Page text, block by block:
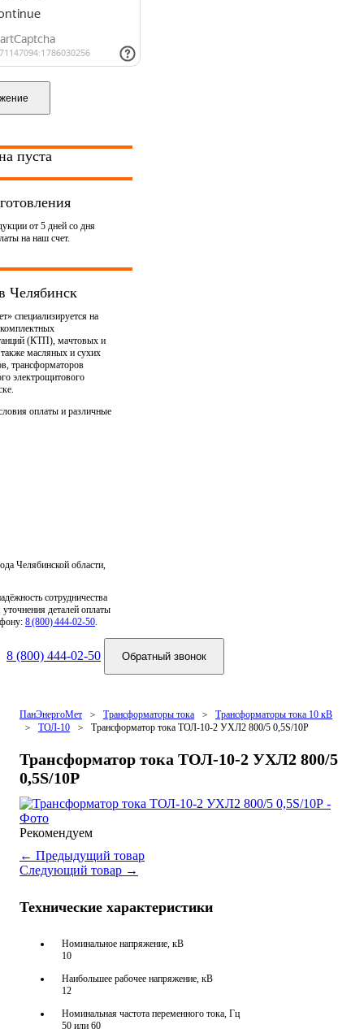
пуста
от 5 дней со дня
на наш счет.
Челябинск
специализируется на
(КТП), мачтовых и
масляных и сухих
трансформаторов
электрощитового
оплаты и различные
Челябинской области,
сотрудничества
деталей оплаты
8 (800) 444‑02‑50.
8 (800) 444-02-50
ПанЭнергоМет Трансформаторы тока
Трансформаторы тока 10 кВ
ТОЛ-10
Трансформатор тока ТОЛ-10-2 УХЛ2 800/5 0,5S/10Р
Трансформатор тока ТОЛ-10-2 УХЛ2 800/5
0,5S/10Р
Рекомендуем
← Предыдущий товар
Следующий товар →
Технические характеристики
Номинальное напряжение, кВ
10
Наибольшее рабочее напряжение, кВ
12
Номинальная частота переменного тока, Гц
50 или 60